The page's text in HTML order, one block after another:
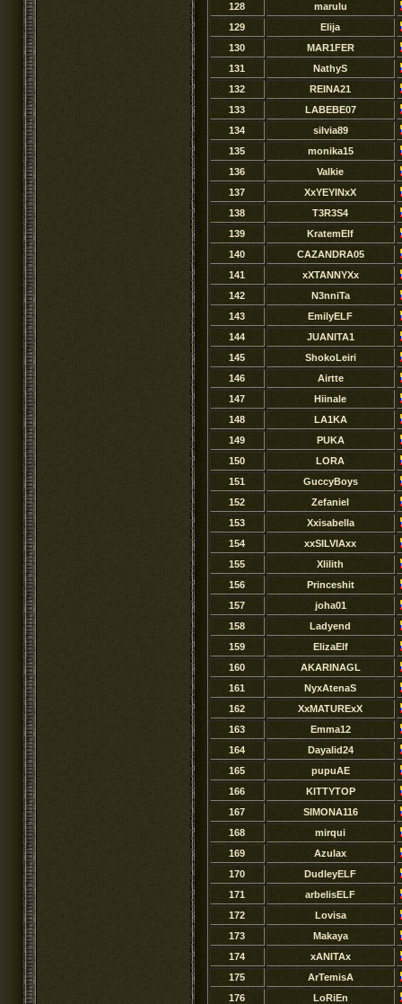
128
marulu
129
Elija
130
MAR1FER
131
NathyS
132
REINA21
133
LABEBE07
134
silvia89
135
monika15
136
Valkie
137
XxYEYINxX
138
T3R3S4
139
KratemElf
140
CAZANDRA05
141
xXTANNYXx
142
N3nniTa
143
EmilyELF
144
JUANITA1
145
ShokoLeiri
146
Airtte
147
Hiinale
148
LA1KA
149
PUKA
150
LORA
151
GuccyBoys
152
Zefaniel
153
Xxisabella
154
xxSILVIAxx
155
Xlilith
156
Princeshit
157
joha01
158
Ladyend
159
ElizaElf
160
AKARINAGL
161
NyxAtenaS
162
XxMATURExX
163
Emma12
164
Dayalid24
165
pupuAE
166
KITTYTOP
167
SIMONA116
168
mirqui
169
Azulax
170
DudleyELF
171
arbelisELF
172
Lovisa
173
Makaya
174
xANITAx
175
ArTemisA
176
LoRiEn